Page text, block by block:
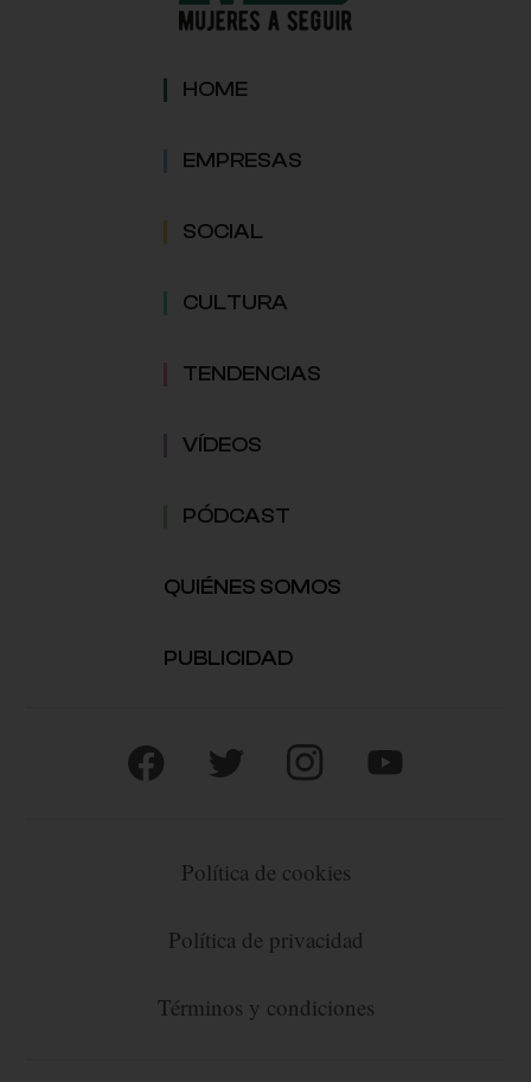
HOME
EMPRESAS
SOCIAL
CULTURA
TENDENCIAS
VÍDEOS
PÓDCAST
QUIÉNES SOMOS
PUBLICIDAD
Política de cookies
Política de privacidad
Términos y condiciones